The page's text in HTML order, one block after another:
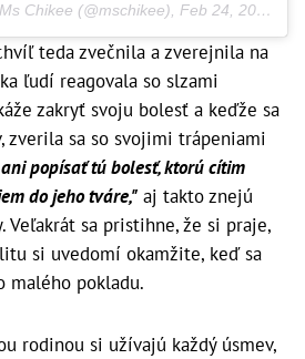
Chikee (@mschikee), Feb 24, 2017 o 1:06 PST
teda zvečnila a zverejnila na
ľudí reagovala so slzami
zakryť svoju bolesť a keďže sa
zverila sa so svojimi trápeniami
popísať tú bolesť, ktorú cítim
do jeho tváre," aj takto znejú
Veľakrát sa pristihne, že si praje,
si uvedomí okamžite, keď sa
malého pokladu.
rodinou si užívajú každý úsmev,